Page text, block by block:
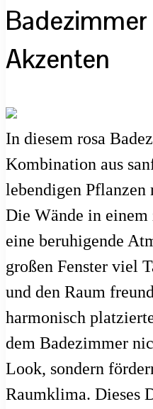
Akzenten
In diesem rosa
Kombination aus
lebendigen Pflanzen
Die Wände in einem
eine beruhigende
großen Fenster viel
und den Raum
harmonisch
dem Badezimmer
Look, sondern
Raumklima. Dieses